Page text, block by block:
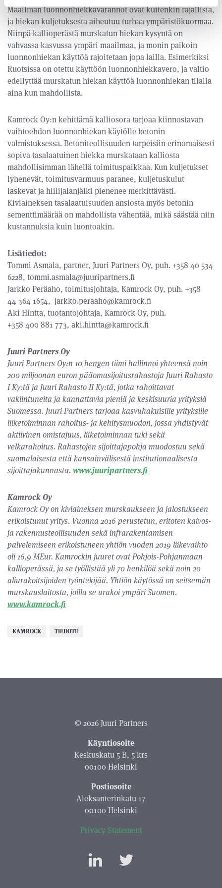
Maailman luonnonhiekkavarannot ovat kuitenkin rajallisia,
ja hiekan kuljetuksesta aiheutuu turhaa ympäristökuormaa.
Niinpä kallioperästä murskatun hiekan kysyntä on
vahvassa kasvussa ympäri maailmaa, ja monin paikoin
luonnonhiekan käyttöä rajoitetaan jopa lailla. Esimerkiksi
Ruotsissa on otettu käyttöön luonnonhiekkavero, ja valtio
edellyttää murskatun hiekan käyttöä luonnonhiekan tilalla
aina kun mahdollista.
Kamrock Oy:n kehittämä kalliosora tarjoaa kiinnostavan
vaihtoehdon luonnonhiekan käytölle betonin
valmistuksessa. Betoniteollisuuden tarpeisiin erinomaisesti
sopiva tasalaatuinen hiekka murskataan kalliosta
mahdollisimman lähellä toimituspaikkaa. Kun kuljetukset
lyhenevät, toimitusvarmuus paranee, kuljetuskulut
laskevat ja hiilijalanjälki pienenee merkittävästi.
Kiviaineksen tasalaatuisuuden ansiosta myös betonin
sementtimäärää on mahdollista vähentää, mikä säästää niin
kustannuksia kuin luontoakin.
Lisätiedot:
Tommi Asmala, partner, Juuri Partners Oy, puh. +358 40 534
6228, tommi.asmala@juuripartners.fi
Jarkko Peräaho, toimitusjohtaja, Kamrock Oy, puh. +358
44 364 1654, jarkko.peraaho@kamrock.fi
Aki Hintta, tuotantojohtaja, Kamrock Oy, puh.
+358 400 881 773, aki.hintta@kamrock.fi
Juuri Partners Oy
Juuri Partners Oy:n 10 hengen tiimi hallinnoi yhteensä noin
200 miljoonan euron pääomasijoitusrahastoja Juuri Rahasto
I Ky:tä ja Juuri Rahasto II Ky:tä, jotka rahoittavat
vakiintuneita ja kannattavia pieniä ja keskisuuria yrityksiä
Suomessa. Juuri Partners tarjoaa kasvuhakuisille yrityksille
liiketoiminnan rahoitus- ja kehitysmuodon, jossa yhdistyvät
aktiivinen omistajuus, liiketoiminnan tuki sekä
velkarahoitus. Rahastojen sijoittajapohja muodostuu sekä
suomalaisesta että kansainvälisestä institutionaalisesta
sijoittajakunnasta. www.juuripartners.fi
Kamrock Oy
Kamrock Oy on kiviaineksen murskaukseen ja jalostukseen
erikoistunut yritys. Vuonna 2016 perustetun, eritoten kaivos-
ja rakennusteollisuuden sekä infrarakentamisen
palvelemiseen erikoistuneen yhtiön vuoden 2019 liikevaihto
oli 16,9 MEur. Kamrockin juuret ovat Pohjois-Pohjanmaan
kallioperässä, ja se työllistää yli 70 henkilöä sekä noin 20
aliurakoitsijoiden työntekijää. Yhtiön käytössä on seitsemän
murskauslaitosta, joilla se urakoi ympäri Suomen.
www.kamrock.fi
KAMROCK TIEDOTE
© 2026 Juuri Partners
Käyntiosoite
Keskuskatu 5 B, 5 krs
00100 Helsinki
Postiosoite
Aleksanterinkatu 17
00100 Helsinki
Privacy Statement